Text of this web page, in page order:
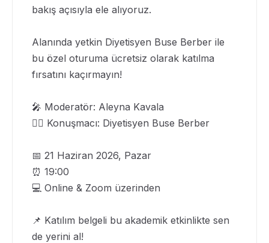
bakış açısıyla ele alıyoruz.
Alanında yetkin Diyetisyen Buse Berber ile
bu özel oturuma ücretsiz olarak katılma
fırsatını kaçırmayın!
🎤 Moderatör: Aleyna Kavala
👩‍⚕️ Konuşmacı: Diyetisyen Buse Berber
📅 21 Haziran 2026, Pazar
⏰ 19:00
💻 Online & Zoom üzerinden
📌 Katılım belgeli bu akademik etkinlikte sen
de yerini al!